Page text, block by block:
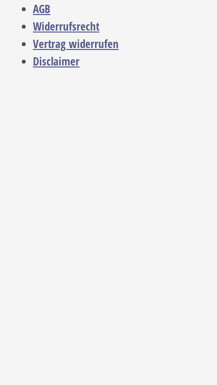
AGB
Widerrufsrecht
Vertrag widerrufen
Disclaimer